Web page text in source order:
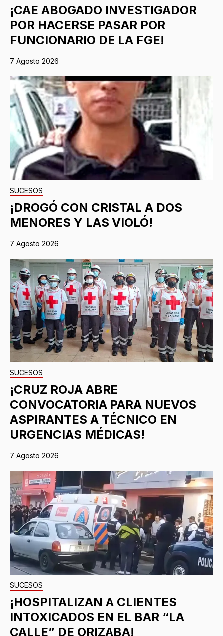
¡CAE ABOGADO INVESTIGADOR
POR HACERSE PASAR POR
FUNCIONARIO DE LA FGE!
7 Agosto 2026
SUCESOS
¡DROGÓ CON CRISTAL A DOS
MENORES Y LAS VIOLÓ!
7 Agosto 2026
SUCESOS
¡CRUZ ROJA ABRE
CONVOCATORIA PARA NUEVOS
ASPIRANTES A TÉCNICO EN
URGENCIAS MÉDICAS!
7 Agosto 2026
SUCESOS
¡HOSPITALIZAN A CLIENTES
INTOXICADOS EN EL BAR “LA
CALLE” DE ORIZABA!